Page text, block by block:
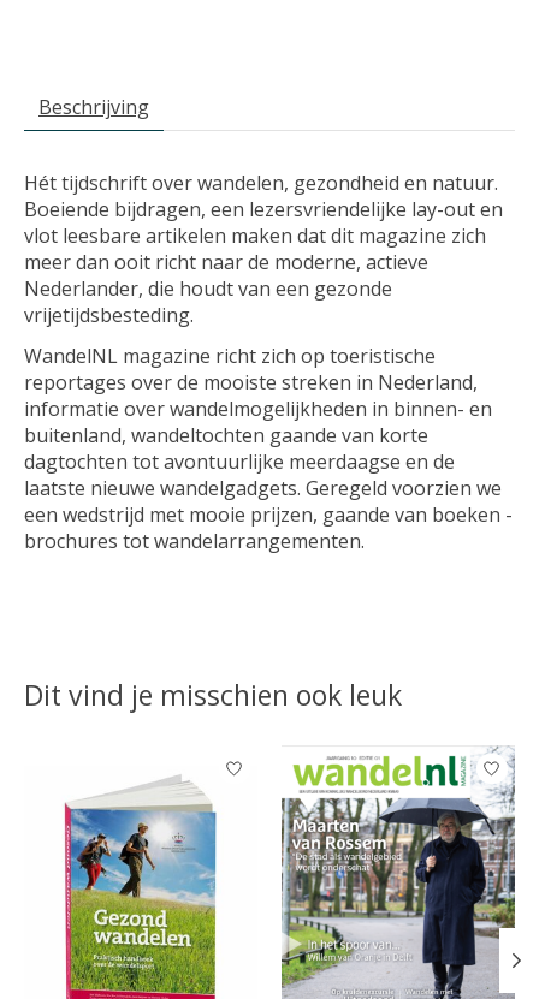
Beschrijving
Hét tijdschrift over wandelen, gezondheid en natuur.
Boeiende bijdragen, een lezersvriendelijke lay-out en
vlot leesbare artikelen maken dat dit magazine zich
meer dan ooit richt naar de moderne, actieve
Nederlander, die houdt van een gezonde
vrijetijdsbesteding.
WandelNL magazine richt zich op toeristische
reportages over de mooiste streken in Nederland,
informatie over wandelmogelijkheden in binnen- en
buitenland, wandeltochten gaande van korte
dagtochten tot avontuurlijke meerdaagse en de
laatste nieuwe wandelgadgets. Geregeld voorzien we
een wedstrijd met mooie prijzen, gaande van boeken -
brochures tot wandelarrangementen.
Dit vind je misschien ook leuk
Items van productcarrousel